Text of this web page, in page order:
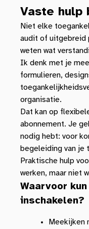
Vaste hulp
Niet elke
audit of uitgebreid
weten wat
Ik denk met je
formulieren,
organisatie.
Dat kan op
abonnement. Je
nodig hebt: voor
begeleiding van je
Praktische hulp
werken, maar niet
Waarvoor
inschakelen?
Meekijken